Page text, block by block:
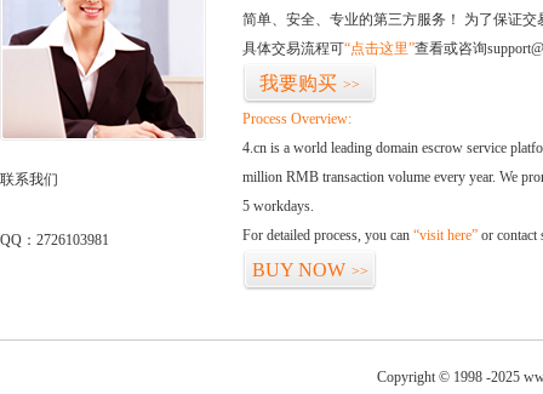
联系我们
QQ：2726103981
简单、安全、专业的第三方服务！ 为了保证
具体交易流程可“点击这里”查看或咨询
我要购买 >>
Process Overview:
4.cn is a world leading domain escrow service
million RMB transaction volume every year. We
5 workdays.
For detailed process, you can “visit here” or contact
BUY NOW >>
Copyright © 1998 -2025